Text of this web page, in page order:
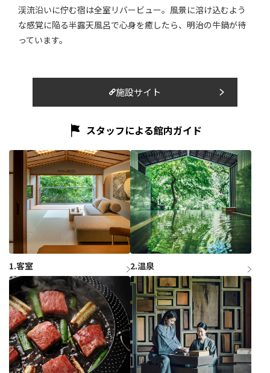
渓流沿いに佇む宿は全室リバービュー。風景に溶け込むよう
な感覚に陥る半露天風呂で心身を癒したら、明治の牛鍋が待
っています。
施設サイト
スタッフによる館内ガイド
1.客室 2.温泉